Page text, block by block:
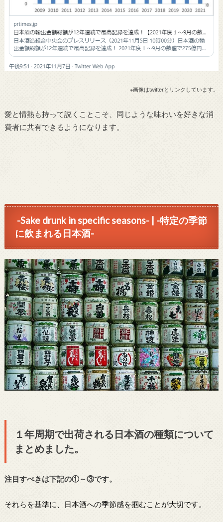
※画像はtwitterとリンクしています。
愛と情熱も持って説くことこそ、同じような味わいを好きな消
費者に共有できるようになります。
-Sake drunk in specific seasons- | -特定の季節
に飲まれる日本酒-
１年周期で出荷される日本酒の種類について
まとめました。
注目すべきは下記の①～③です。
それらを基準に、日本酒への季節感を掴むことが大切です。